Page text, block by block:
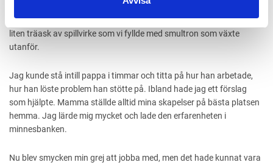
jag ut genom samma fönster som jag gjorde när jag var liten. Där
stod jag och hjälpte pappa smida krökta spikar rak – och bygga en
liten träask av spillvirke som vi fyllde med smultron som växte
utanför.
Jag kunde stå intill pappa i timmar och titta på hur han arbetade,
hur han löste problem han stötte på. Ibland hade jag ett förslag
som hjälpte. Mamma ställde alltid mina skapelser på bästa platsen
hemma. Jag lärde mig mycket och lade den erfarenheten i
minnesbanken.
Nu blev smycken min grej att jobba med, men det hade kunnat vara